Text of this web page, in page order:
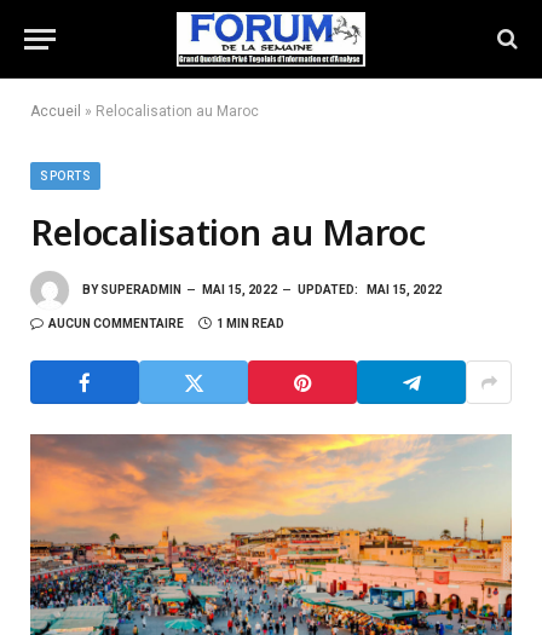
Accueil » Relocalisation au Maroc
SPORTS
Relocalisation au Maroc
BY SUPERADMIN MAI 15, 2022 UPDATED: MAI 15, 2022
AUCUN COMMENTAIRE 1 MIN READ